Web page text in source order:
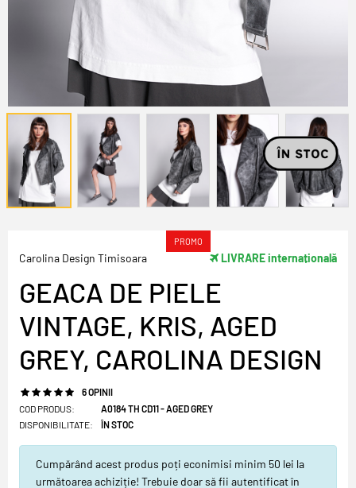
Carolina Design Timisoara
PROMO
LIVRARE internațională
GEACA DE PIELE
VINTAGE, KRIS, AGED
GREY, CAROLINA DESIGN
6 OPINII
COD PRODUS:
DISPONIBILITATE:
A0184 TH CD11 - AGED GREY
ÎN STOC
Cumpărând acest produs poți econimisi minim 50 lei la
următoarea achiziție! Trebuie doar să fii autentificat în